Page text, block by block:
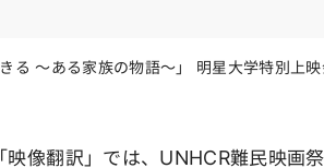
る ～ある家族の物語～」 明星大学特別上
像翻訳」では、UNHCR難民映画